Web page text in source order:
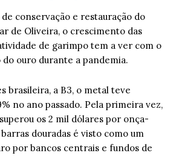
conservação e restauração do
de Oliveira, o crescimento das
de garimpo tem a ver com o
ouro durante a pandemia.
brasileira, a B3, o metal teve
no ano passado. Pela primeira vez,
os 2 mil dólares por onça-
douradas é visto como um
por bancos centrais e fundos de